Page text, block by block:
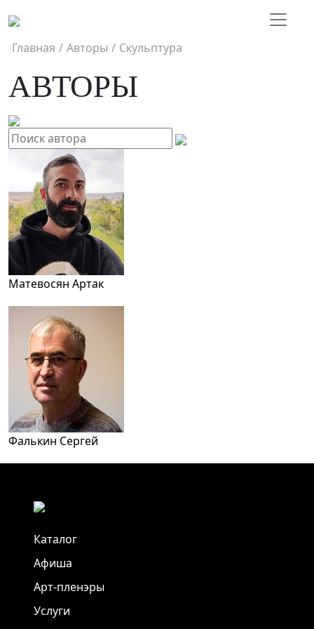
Главная / Авторы / Скульптура
АВТОРЫ
Матевосян Артак
Фалькин Сергей
Каталог
Афиша
Арт-пленэры
Услуги